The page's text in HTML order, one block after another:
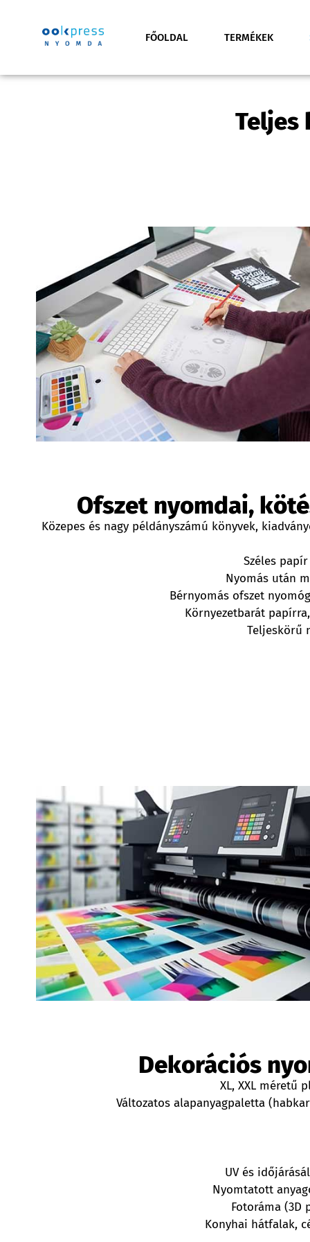
FŐOLDAL TERMÉKEK
Teljes
Ofszet nyomdai,
Közepes és nagy példányszámú könyvek,
Széles
Nyomás után
Bérnyomás ofszet
Környezetbarát
Teljeskörű
Dekorációs
XL, XXL méretű
Változatos alapanyagpaletta
UV és
Nyomtatott
Fotoráma (3D
Konyhai hátfalak,